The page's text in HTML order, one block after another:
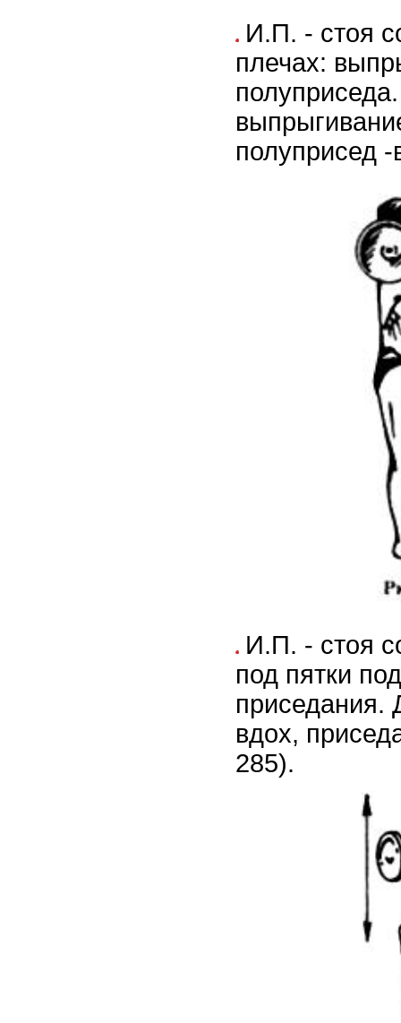
И.П. - стоя
плечах:
полуприсед
И.П. - стоя
под пятки
вдох,
285).